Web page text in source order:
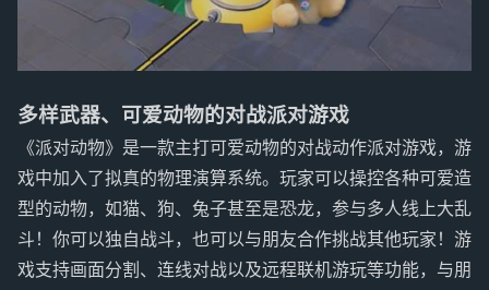
多样武器、可爱动物的对战派对游戏
《派对动物》是一款主打可爱动物的对战动作派对游戏，游
戏中加入了拟真的物理演算系统。玩家可以操控各种可爱造
型的动物，如猫、狗、兔子甚至是恐龙，参与多人线上大乱
斗！你可以独自战斗，也可以与朋友合作挑战其他玩家！游
戏支持画面分割、连线对战以及远程联机游玩等功能，与朋